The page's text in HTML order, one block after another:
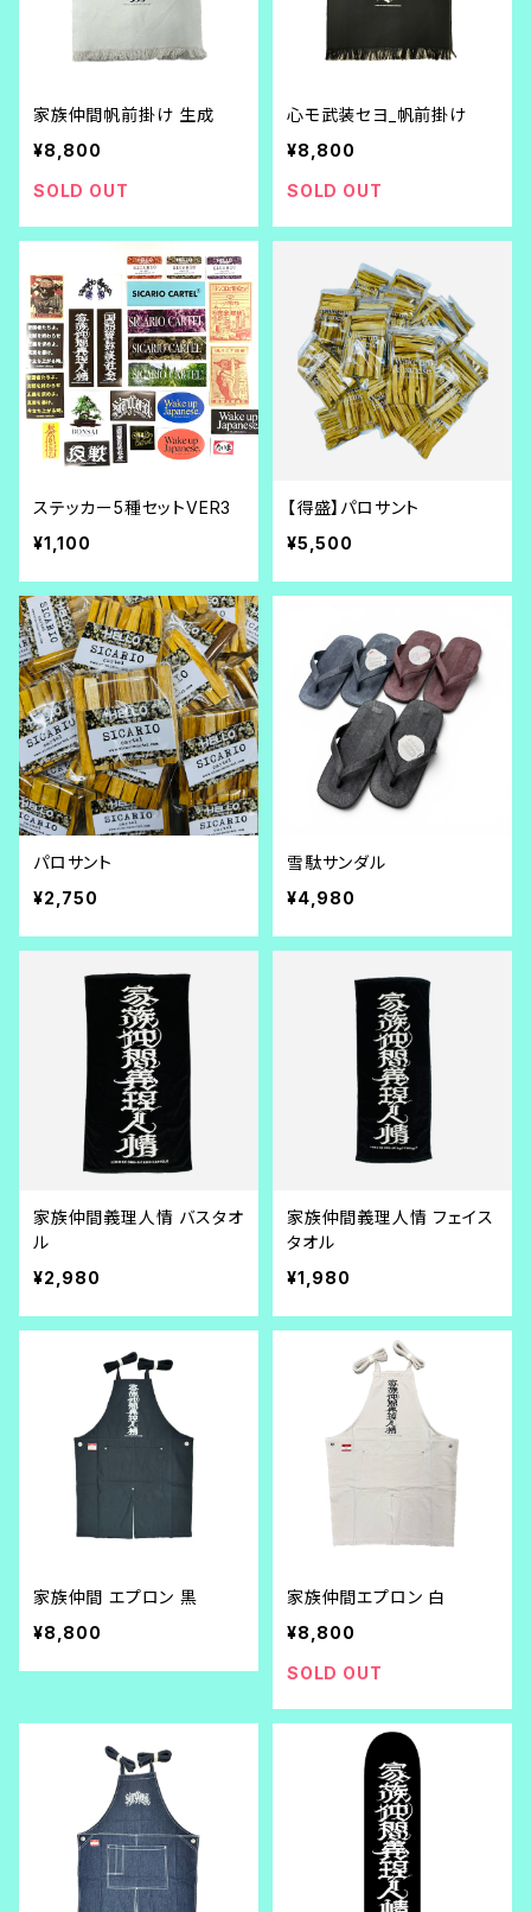
家族仲間帆前掛け 生成
¥8,800
SOLD OUT
心モ武装セヨ_帆前掛け
¥8,800
SOLD OUT
ステッカー5種セットVER3
¥1,100
【得盛】パロサント
¥5,500
パロサント
¥2,750
雪駄サンダル
¥4,980
家族仲間義理人情 バスタオ
ル
¥2,980
家族仲間義理人情 フェイス
タオル
¥1,980
家族仲間 エプロン 黒
¥8,800
家族仲間エプロン 白
¥8,800
SOLD OUT